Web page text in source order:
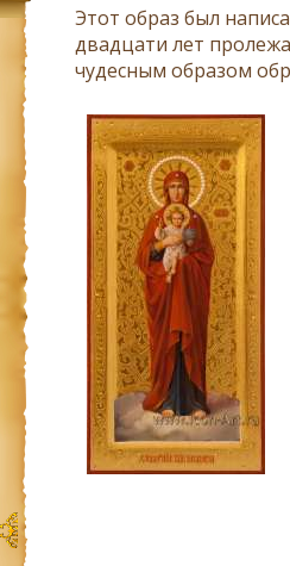
Этот образ был
два­дца­ти лет
чудесным образом